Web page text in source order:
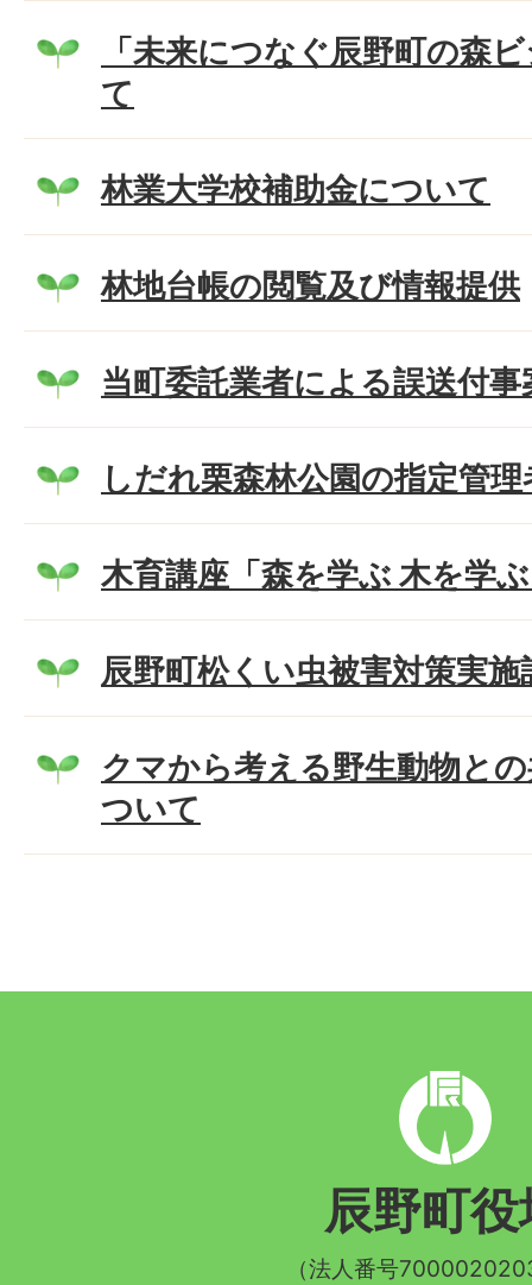
「未来につなぐ辰野町の森
て
林業大学校補助金について
林地台帳の閲覧及び情報提供
当町委託業者による誤送付
しだれ栗森林公園の指定管
木育講座「森を学ぶ 木を学
辰野町松くい虫被害対策実
クマから考える野生動物と
ついて
辰
野
町
章
辰野町役
（法人番号